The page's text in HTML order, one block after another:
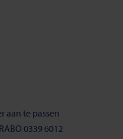
aan te passen
0339 6012